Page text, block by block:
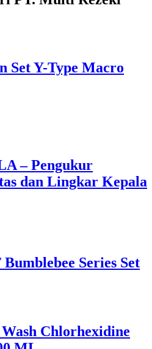
Set Y-Type Macro
– Pengukur
dan Lingkar Kepala
Series Set
Chlorhexidine